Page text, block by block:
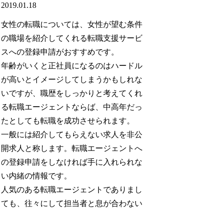
2019.01.18
女性の転職については、女性が望む条件
の職場を紹介してくれる転職支援サービ
スへの登録申請がおすすめです。
年齢がいくと正社員になるのはハードル
が高いとイメージしてしまうかもしれな
いですが、職歴をしっかりと考えてくれ
る転職エージェントならば、中高年だっ
たとしても転職を成功させられます。
一般には紹介してもらえない求人を非公
開求人と称します。転職エージェントへ
の登録申請をしなければ手に入れられな
い内緒の情報です。
人気のある転職エージェントでありまし
ても、往々にして担当者と息が合わない